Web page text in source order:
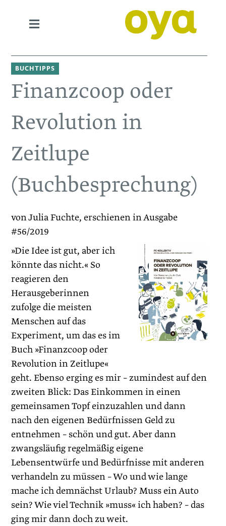
BUCHTIPPS
Finanzcoop oder
Revolution in
Zeitlupe
(Buchbesprechung)
von Julia Fuchte, erschienen in Ausgabe
#56/2019
»Die Idee ist gut, aber ich
könnte das nicht.« So
reagieren den
Herausgeberinnen
zufolge die meisten
Menschen auf das
Experiment, um das es im
Buch »Finanzcoop oder
Revolution in Zeitlupe«
geht. Ebenso erging es mir – zumindest auf den
zweiten Blick: Das Einkommen in einen
gemeinsamen Topf einzuzahlen und dann
nach den eigenen Bedürfnissen Geld zu
entnehmen – schön und gut. Aber dann
zwangsläufig regelmäßig eigene
Lebensentwürfe und Bedürfnisse mit anderen
verhandeln zu müssen – Wo und wie lange
mache ich demnächst Urlaub? Muss ein Auto
sein? Wie viel Technik »muss« ich haben? – das
ging mir dann doch zu weit.